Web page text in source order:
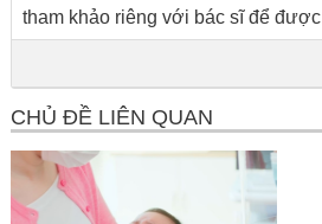
tham khảo riêng với bác sĩ để
CHỦ ĐỀ LIÊN QUAN